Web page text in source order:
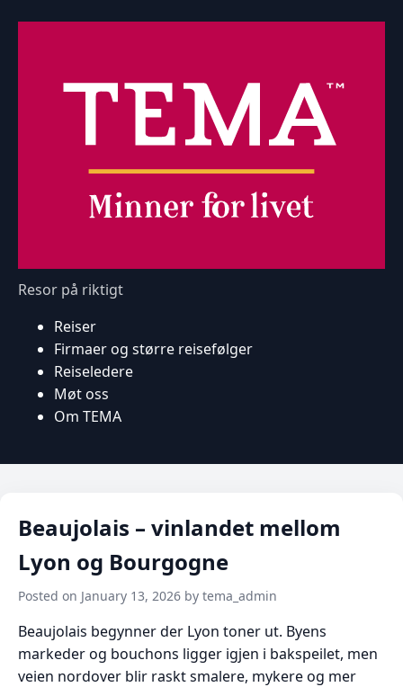
Resor på riktigt
Reiser
Firmaer og større reisefølger
Reiseledere
Møt oss
Om TEMA
Beaujolais – vinlandet mellom
Lyon og Bourgogne
Posted on January 13, 2026 by tema_admin
Beaujolais begynner der Lyon toner ut. Byens
markeder og bouchons ligger igjen i bakspeilet, men
veien nordover blir raskt smalere, mykere og mer